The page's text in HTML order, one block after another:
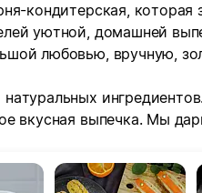
кондитерская, которая
уютной, домашней
любовью, вручную,
вкусная выпечка. Мы